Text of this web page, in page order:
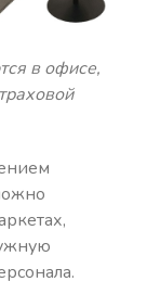
в офисе,